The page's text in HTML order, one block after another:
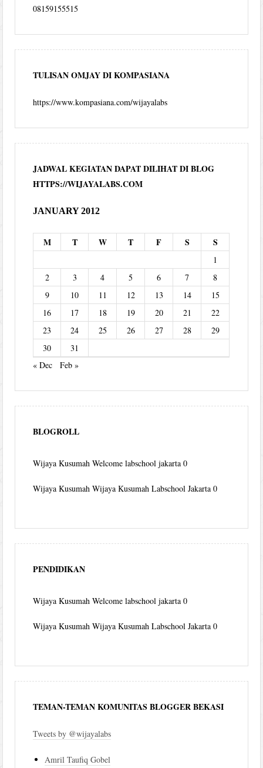
08159155515
TULISAN OMJAY DI KOMPASIANA
https://www.kompasiana.com/wijayalabs
JADWAL KEGIATAN DAPAT DILIHAT DI BLOG
HTTPS://WIJAYALABS.COM
JANUARY 2012
M T W T F S S
1
2
3 4 5 6 7
8
9
10 11 12 13 14
15
16
17 18 19 20 21
22
23
24 25 26 27 28
29
30
31
« Dec
Feb »
BLOGROLL
Wijaya Kusumah Welcome labschool jakarta 0
Wijaya Kusumah Wijaya Kusumah Labschool Jakarta 0
PENDIDIKAN
Wijaya Kusumah Welcome labschool jakarta 0
Wijaya Kusumah Wijaya Kusumah Labschool Jakarta 0
TEMAN-TEMAN KOMUNITAS BLOGGER BEKASI
Tweets by @wijayalabs
Amril Taufiq Gobel